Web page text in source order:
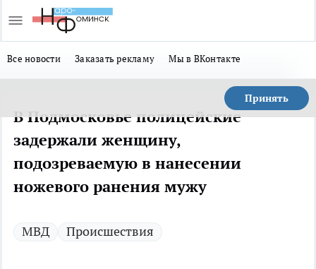
Все новости Заказать рекламу Мы в ВКонтакте
Принять
В Подмосковье полицейские
задержали женщину,
подозреваемую в нанесении
ножевого ранения мужу
МВД Происшествия